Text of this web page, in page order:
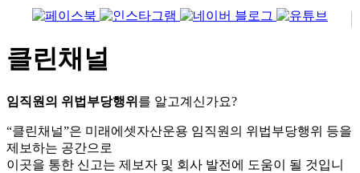
클린채널
임직원의 위법부당행위 를 알고계신가요?
“클린채널”은 미래에셋자산운용 임직원의 위법부당행위 등을
제보하는 공간으로
이곳을 통한 신고는 제보자 및 회사 발전에 도움이 될 것입니